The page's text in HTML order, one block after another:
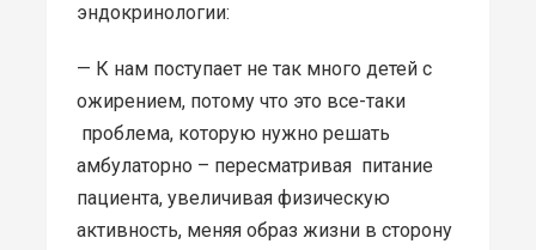
эндокринологии:
— К нам поступает не так много детей с
ожирением, потому что это все-таки
проблема, которую нужно решать
амбулаторно – пересматривая питание
пациента, увеличивая физическую
активность, меняя образ жизни в сторону